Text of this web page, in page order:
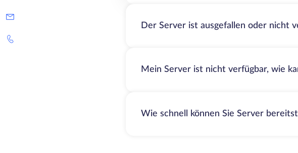
Der Server ist ausgefallen oder nicht
Mein Server ist nicht verfügbar, wie
Wie schnell können Sie Server